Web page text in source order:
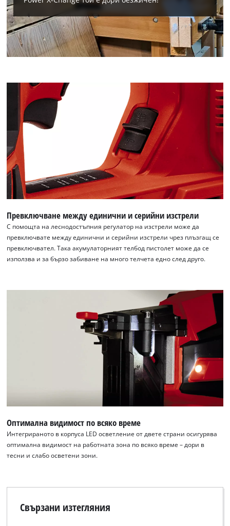
Нуждаем се от вашето съгласие, за да
This content is not permitted to load due
to trackers that are not disclosed to the
visitor. The website owner needs to setup
the site with their CMP to add this content
to the list of technologies used.
Powered by Usercentrics Consent
Management Platform
Превключване между единични и серийни изстрели
С помощта на леснодостъпния регулатор на изстрели може да
превключвате между единични и серийни изстрели чрез плъзгащ се
превключвател. Така акумулаторният телбод пистолет може да се
използва и за бързо забиване на много телчета едно след друго.
Оптимална видимост по всяко време
Интегрираното в корпуса LED осветление от двете страни осигурява
оптимална видимост на работната зона по всяко време – дори в
тесни и слабо осветени зони.
Свързани изтегляния